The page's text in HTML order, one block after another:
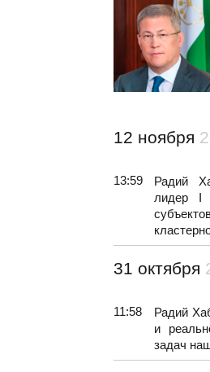
12 ноября
13:59
Радий
лидер I
31 октября
11:58
Радий
и
задач